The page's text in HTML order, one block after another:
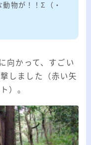
物が！！Σ（・
向かって、すごい
しました（赤い矢
）。